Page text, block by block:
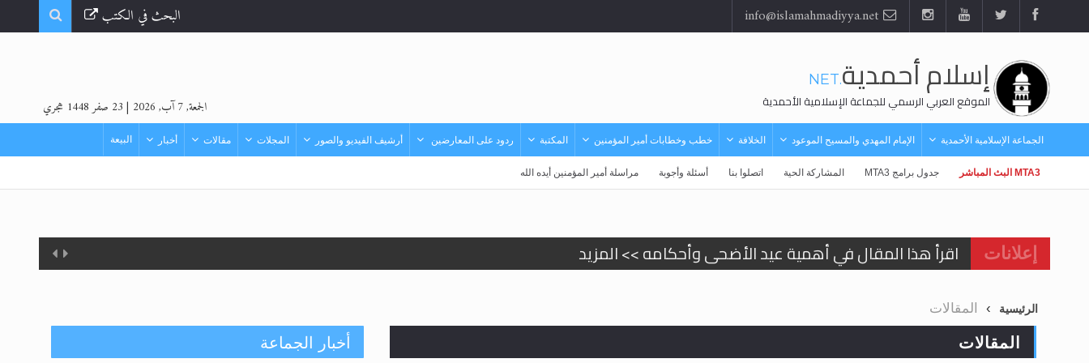
البحث في الكتب
إسلام أحمدية.NET
الموقع العربي الرسمي للجماعة الإسلامية الأحمدية الجمعة, 7 آب, 2026 | 23 صفر 1448 هجري
الجماعة الإسلامية الأحمدية الإمام المهدي والمسيح الموعود الخلافة خطب وخطابات أمير المؤمنين المكتبة ردود على المعارضين أرشيف الفيديو والصور المجلات مقالات أخبار البيعة
MTA3 البث المباشر جدول برامج MTA3 المشاركة الحية اتصلوا بنا أسئلة وأجوبة مراسلة أمير المؤمنين أيده الله
إعلانات
اقرأ هذا المقال في أهمية عيد الأضحى وأحكامه >> المزيد
الحجّ.. دلالات، حِكم، وأهداف >> المزيد
الرئيسية المقالات
المقالات أخبار الجماعة